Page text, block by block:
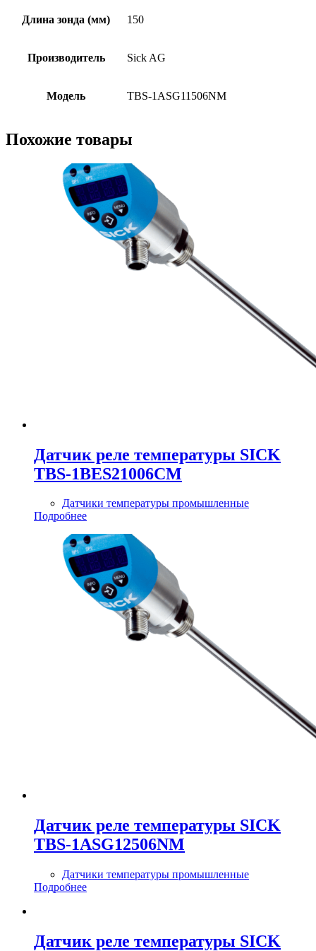
Длина зонда (мм) 150
Производитель Sick AG
Модель TBS-1ASG11506NM
Похожие товары
Датчик реле температуры SICK
TBS-1BES21006CM
Датчики температуры промышленные
Подробнее
Датчик реле температуры SICK
TBS-1ASG12506NM
Датчики температуры промышленные
Подробнее
Датчик реле температуры SICK